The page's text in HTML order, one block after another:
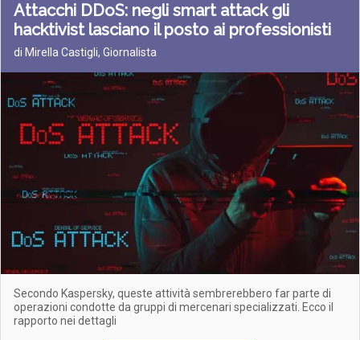
Attacchi DDoS: negli smart attack gli
hacktivist lasciano il posto ai professionisti
di Mirella Castigli, Giornalista
Secondo Kaspersky, queste attività sembrerebbero far parte di
operazioni condotte da gruppi di mercenari specializzati. Ecco il
rapporto nei dettagli